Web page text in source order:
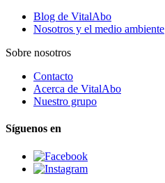
Blog de VitalAbo
Nosotros y el medio ambiente
Sobre nosotros
Contacto
Acerca de VitalAbo
Nuestro grupo
Síguenos en